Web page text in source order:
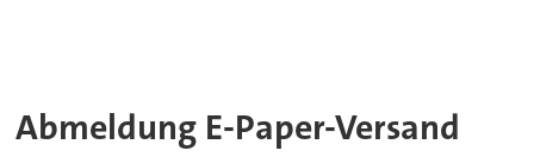
Abmeldung E-Paper-Versand